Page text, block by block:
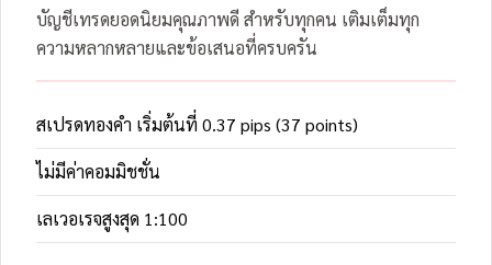
บัญชีเทรดยอดนิยมคุณภาพดี สำหรับทุกคน เติมเต็มทุก
ความหลากหลายและข้อเสนอที่ครบครัน
สเปรดทองคำ เริ่มต้นที่ 0.37 pips (37 points)
ไม่มีค่าคอมมิชชั่น
เลเวอเรจสูงสุด 1:100